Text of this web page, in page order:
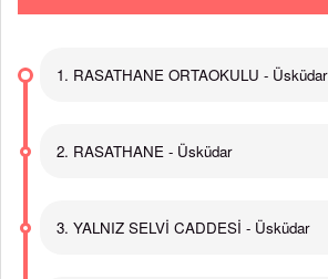
1. RASATHANE ORTAOKULU - Üsküdar
2. RASATHANE - Üsküdar
3. YALNIZ SELVİ CADDESİ - Üsküdar